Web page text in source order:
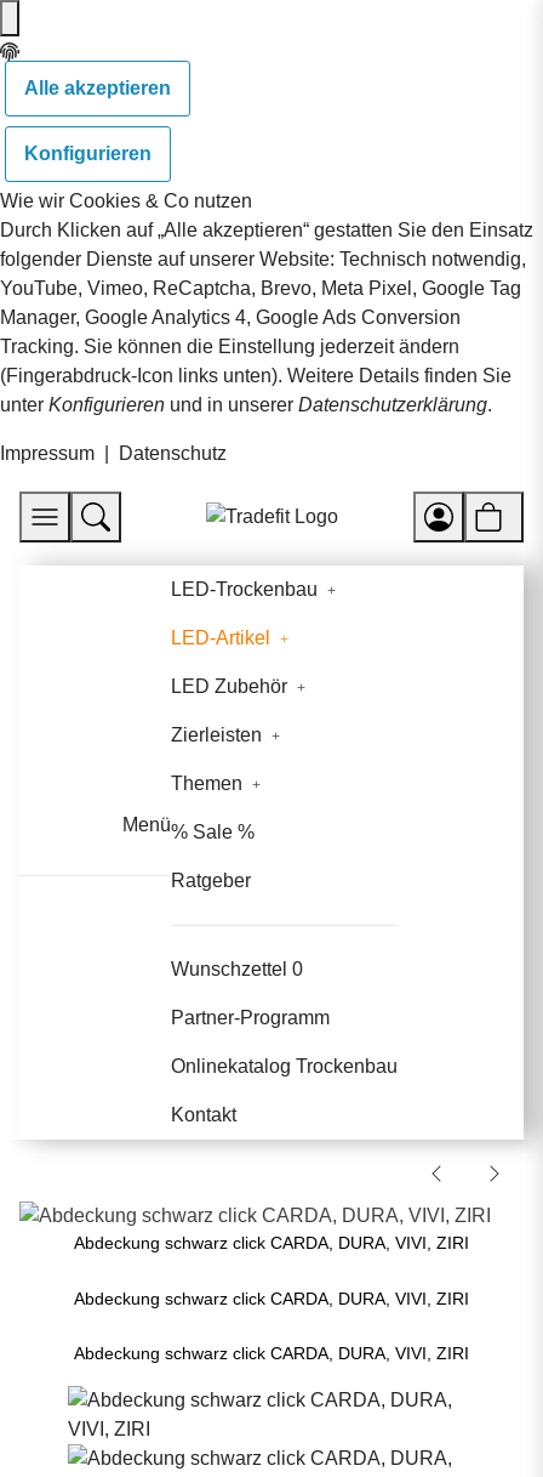
Alle akzeptieren
Konfigurieren
Wie wir Cookies & Co nutzen
Durch Klicken auf „Alle akzeptieren“ gestatten Sie den Einsatz
folgender Dienste auf unserer Website: Technisch notwendig,
YouTube, Vimeo, ReCaptcha, Brevo, Meta Pixel, Google Tag
Manager, Google Analytics 4, Google Ads Conversion
Tracking. Sie können die Einstellung jederzeit ändern
(Fingerabdruck-Icon links unten). Weitere Details finden Sie
unter Konfigurieren und in unserer Datenschutzerklärung.
Impressum Datenschutz
Menü
LED-Trockenbau
LED-Artikel
LED Zubehör
Zierleisten
Themen
% Sale %
Ratgeber
Wunschzettel 0
Partner-Programm
Onlinekatalog Trockenbau
Kontakt
Abdeckung schwarz click CARDA, DURA, VIVI, ZIRI
Abdeckung schwarz click CARDA, DURA, VIVI, ZIRI
Abdeckung schwarz click CARDA, DURA, VIVI, ZIRI